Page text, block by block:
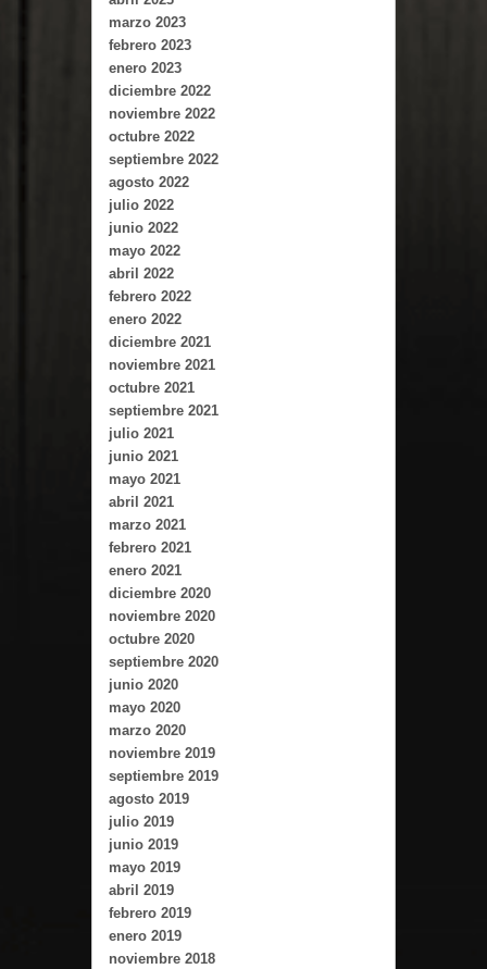
marzo 2023
febrero 2023
enero 2023
diciembre 2022
noviembre 2022
octubre 2022
septiembre 2022
agosto 2022
julio 2022
junio 2022
mayo 2022
abril 2022
febrero 2022
enero 2022
diciembre 2021
noviembre 2021
octubre 2021
septiembre 2021
julio 2021
junio 2021
mayo 2021
abril 2021
marzo 2021
febrero 2021
enero 2021
diciembre 2020
noviembre 2020
octubre 2020
septiembre 2020
junio 2020
mayo 2020
marzo 2020
noviembre 2019
septiembre 2019
agosto 2019
julio 2019
junio 2019
mayo 2019
abril 2019
febrero 2019
enero 2019
noviembre 2018